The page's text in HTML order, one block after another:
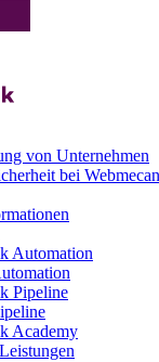
von Unternehmen
bei
Automation
Pipeline
Academy